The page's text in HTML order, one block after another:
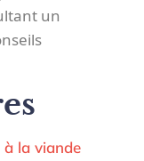
un
à la viande